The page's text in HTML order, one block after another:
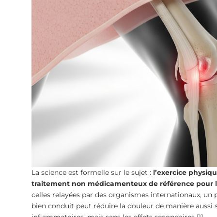
La science est formelle sur le sujet : l’exercice
traitement non médicamenteux de référence pour
celles relayées par des organismes internationaux,
bien conduit peut réduire la douleur de manière